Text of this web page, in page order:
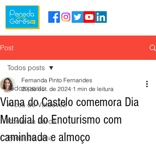
Post
Todos posts
Arcos de Valdevez
Ponte da Barca
Ponte de Lima
Todos posts
Viana do Castelo comemora Dia
Mundial do Enoturismo com
caminhada e almoço
Fernanda Pinto Fernandes
29 de out. de 2024 1 min de leitura